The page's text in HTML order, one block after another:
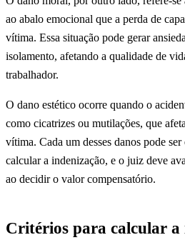
ao abalo emocional que a perda de
vítima. Essa situação pode gerar
isolamento, afetando a qualidade de
trabalhador.
O dano estético ocorre quando o
como cicatrizes ou mutilações, que
vítima. Cada um desses danos pode
calcular a indenização, e o juiz deve
ao decidir o valor compensatório.
Critérios para calcular a